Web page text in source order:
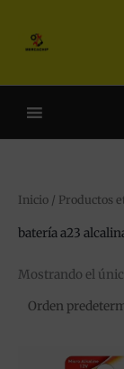
contenido
Inicio / Productos
batería a23
Mostrando el